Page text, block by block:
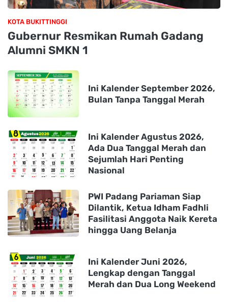
KOTA BUKITTINGGI
Gubernur Resmikan Rumah Gadang
Alumni SMKN 1
Ini Kalender September 2026,
Bulan Tanpa Tanggal Merah
Ini Kalender Agustus 2026,
Ada Dua Tanggal Merah dan
Sejumlah Hari Penting
Nasional
PWI Padang Pariaman Siap
Dilantik, Ketua Idham Fadhli
Fasilitasi Anggota Naik Kereta
hingga Uang Belanja
Ini Kalender Juni 2026,
Lengkap dengan Tanggal
Merah dan Dua Long Weekend